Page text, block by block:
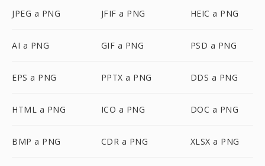
JPEG a PNG JFIF a PNG HEIC a PNG
AI a PNG GIF a PNG PSD a PNG
EPS a PNG PPTX a PNG DDS a PNG
HTML a PNG ICO a PNG DOC a PNG
BMP a PNG CDR a PNG XLSX a PNG